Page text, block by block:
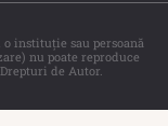
instituţie sau persoană
nu poate reproduce
de Autor.